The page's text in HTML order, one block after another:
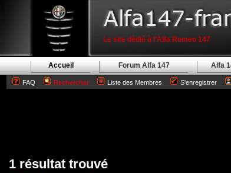
Le site dédié à l'Alfa Romeo 147
Accueil Forum Alfa 147 Alfa
FAQ Rechercher Liste des Membres S'enregistrer
1 résultat trouvé